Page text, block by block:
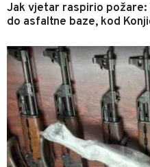
Jak vjetar raspirio
do asfaltne baze, kod